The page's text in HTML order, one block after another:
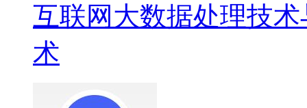
互联网大数据处理技
术